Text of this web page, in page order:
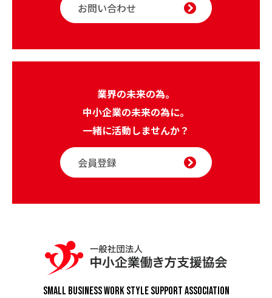
お問い合わせ
業界の未来の為。
中小企業の未来の為に。
一緒に活動しませんか？
会員登録
Small Business Work StyleSupport Association